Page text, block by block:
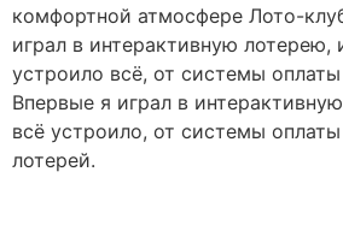
комфортной атмосфере Лото-
играл в интерактивную лотерею,
устроило всё, от системы
Впервые я играл в
всё устроило, от системы
лотерей.